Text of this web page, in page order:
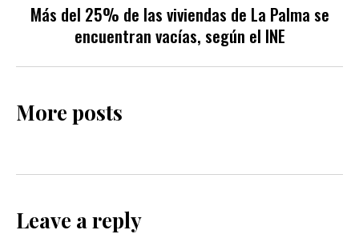
Más del 25% de las viviendas de La Palma se
encuentran vacías, según el INE
More posts
Leave a reply